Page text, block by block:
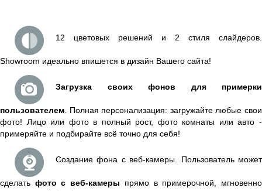
12 цветовых решений и 2 стиля слайдеров.
Showroom идеально впишется в дизайн Вашего сайта!
Загрузка своих фонов для примерки
пользователем . Полная персонализация: загружайте любые свои
фото! Лицо или фото в полный рост, фото комнаты или авто -
примеряйте и подбирайте всё точно для себя!
Создание фона с веб-камеры. Пользователь может
сделать фото с веб-камеры прямо в примерочной, мгновенно